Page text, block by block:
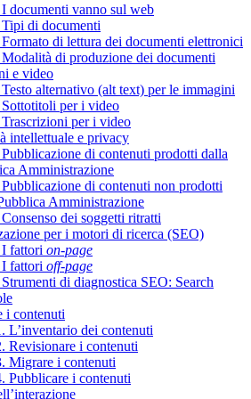
documenti vanno sul web
di documenti
di lettura dei documenti elettronici
di produzione dei documenti
e video
alternativo (alt text) per le immagini
per i video
per i video
intellettuale e privacy
di contenuti prodotti dalla
Amministrazione
di contenuti non prodotti
Amministrazione
dei soggetti ritratti
per i motori di ricerca (SEO)
fattori on-page
fattori off-page
di diagnostica SEO: Search
i contenuti
L’inventario dei contenuti
Revisionare i contenuti
Migrare i contenuti
Pubblicare i contenuti